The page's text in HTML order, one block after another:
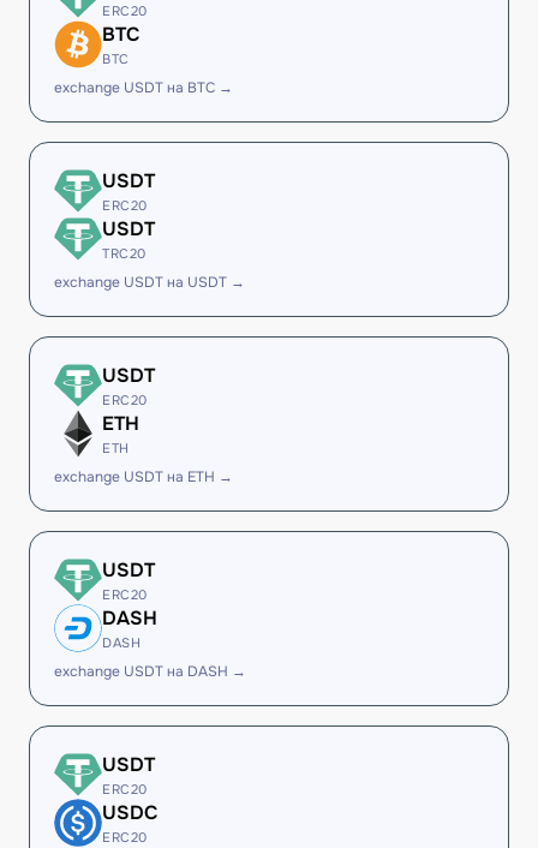
ERC20
BTC
BTC
exchange USDT на BTC →
USDT
ERC20
USDT
TRC20
exchange USDT на USDT →
USDT
ERC20
ETH
ETH
exchange USDT на ETH →
USDT
ERC20
DASH
DASH
exchange USDT на DASH →
USDT
ERC20
USDC
ERC20